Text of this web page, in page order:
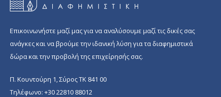
Επικοινωνήστε μαζί μας για να αναλύσουμε μαζί τις δικές σας
ανάγκες και να βρούμε την ιδανική λύση για τα διαφημιστικά
δώρα και την προβολή της επιχείρησής σας.
Π. Κουντούρη 1, Σύρος ΤΚ 841 00
Τηλέφωνο: +30 22810 88012